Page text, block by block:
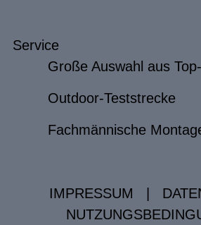
Service
Große Auswahl aus
Outdoor-Teststrecke
Fachmännische
IMPRESSUM